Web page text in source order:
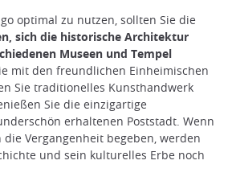
optimal zu nutzen, sollten Sie die
sich die historische Architektur
Museen und Tempel
mit den freundlichen Einheimischen
Sie traditionelles Kunsthandwerk
Sie die einzigartige
erhaltenen Poststadt. Wenn
die Vergangenheit begeben, werden
und sein kulturelles Erbe noch